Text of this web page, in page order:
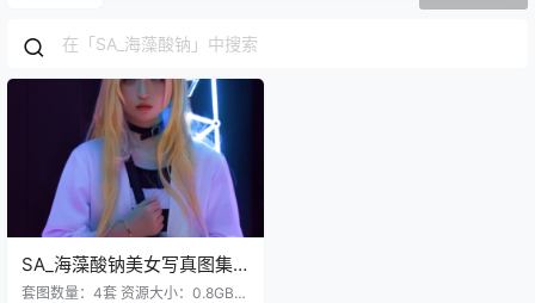
SA_海藻酸钠美女写真图集
合集下载4套48P 0.8GB
套图数量：4套 资源大小：0.8GB